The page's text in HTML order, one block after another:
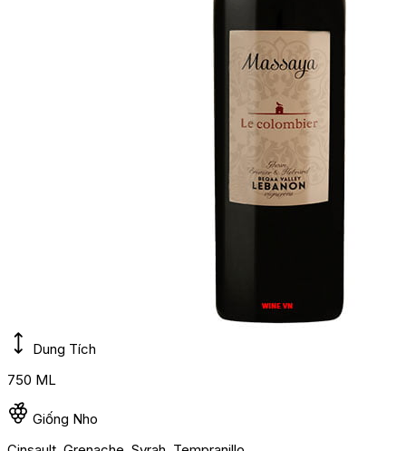
Dung Tích
750 ML
Giống Nho